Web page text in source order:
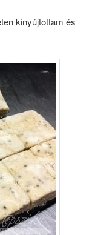
kinyújtottam és